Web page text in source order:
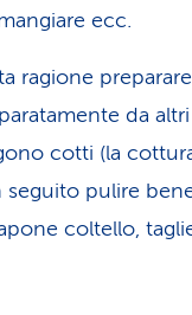
ecc.
ragione
da
cotti (la
seguito pulire
coltello,